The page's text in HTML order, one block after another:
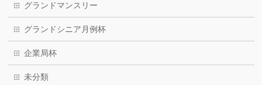
グランドマンスリー
グランドシニア月例杯
企業局杯
未分類